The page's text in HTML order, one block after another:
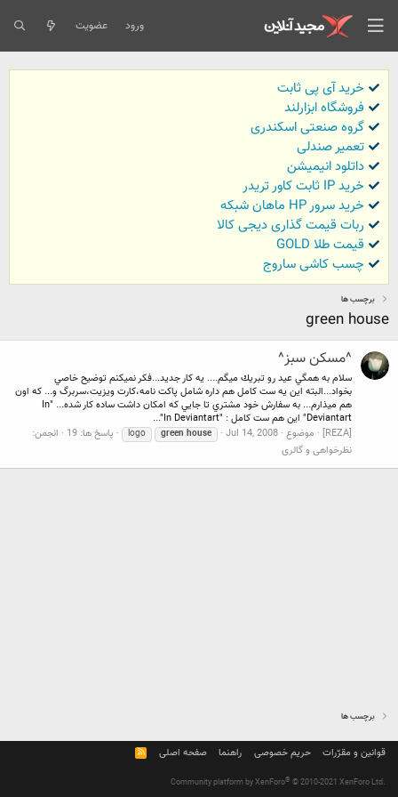
ورود عضویت
خرید آی پی ثابت
فروشگاه ابزارلند
گروه صنعتی اسکندری
تعمیر صندلی
داتلود انیمیشن
خرید IP ثابت کاور تریدر
خرید سرور HP ماهان شبکه
ربات قیمت گذاری دیجی کالا
قیمت طلا GOLD
چسب کاشی ساروج
برچسب ها
green house
^مسكن سبز^
سلام به همگي عيد رو تبريك ميگم.... يه كار جديد...فكر نميكنم توضيح خاصي
بخواد...البته اين يه ست كامل هم داره شامل پاكت نامه،كارت ويزيت،سربرگ و... كه اون
هم ميذارم... به سفارش خود مشتري تا جايي كه امكان داشت ساده كار شده... "In
Deviantart" اين هم ست كامل : "In Deviantart"...
[REZA]
موضوع Jul 14, 2008
green house
logo پاسخ ها: 19
انجمن:
نظرخواهی و گالری
برچسب ها
قوانین و مقرّرات حریم خصوصی راهنما صفحه اصلی
R
S
Community platform by XenForo® © 2010-2021 XenForo Ltd.